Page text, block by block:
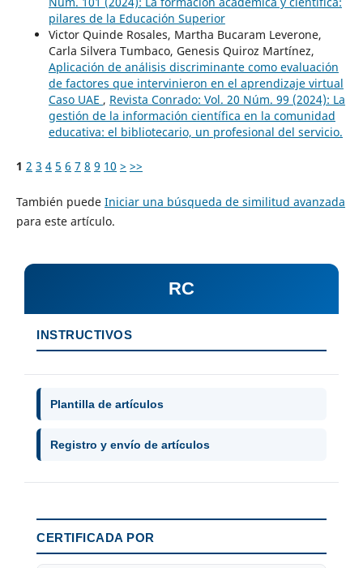
pilares de la Educación Superior
Victor Quinde Rosales, Martha Bucaram Leverone,
Carla Silvera Tumbaco, Genesis Quiroz Martínez,
Aplicación de análisis discriminante como evaluación
de factores que intervinieron en el aprendizaje virtual
Caso UAE , Revista Conrado: Vol. 20 Núm. 99 (2024): La
gestión de la información científica en la comunidad
educativa: el bibliotecario, un profesional del servicio.
1 2 3 4 5 6 7 8 9 10 > >>
También puede Iniciar una búsqueda de similitud avanzada
para este artículo.
RC
INSTRUCTIVOS
Plantilla de artículos
Registro y envío de artículos
CERTIFICADA POR